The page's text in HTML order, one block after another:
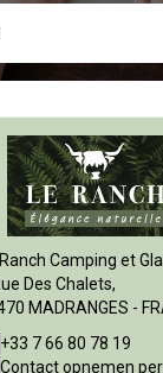
Ranch Camping et
Des Chalets,
MADRANGES -
+33 7 66 80 78 19
Contact opnemen